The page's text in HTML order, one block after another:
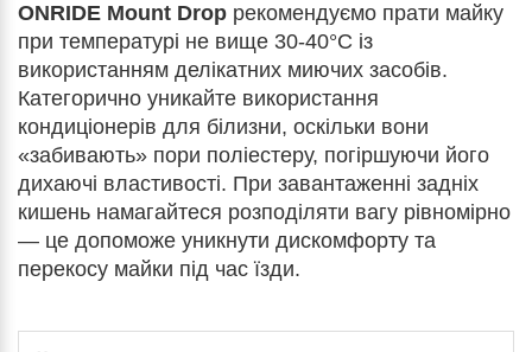
ONRIDE Mount Drop рекомендуємо прати майку
при температурі не вище 30-40°C із
використанням делікатних миючих засобів.
Категорично уникайте використання
кондиціонерів для білизни, оскільки вони
«забивають» пори поліестеру, погіршуючи його
дихаючі властивості. При завантаженні задніх
кишень намагайтеся розподіляти вагу рівномірно
— це допоможе уникнути дискомфорту та
перекосу майки під час їзди.